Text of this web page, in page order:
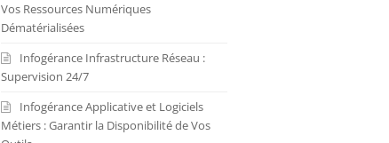
Vos Ressources Numériques
Dématérialisées
Infogérance Infrastructure Réseau :
Supervision 24/7
Infogérance Applicative et Logiciels
Métiers : Garantir la Disponibilité de Vos